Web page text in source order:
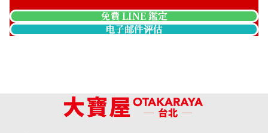
免費 LINE 鑑定
电子邮件评估